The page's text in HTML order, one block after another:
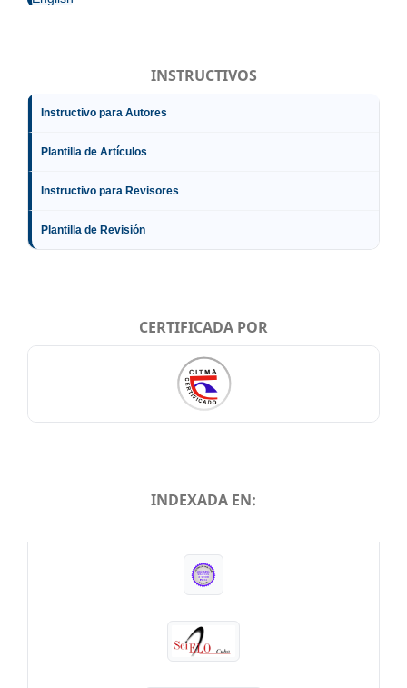
INSTRUCTIVOS
Instructivo para Autores
Plantilla de Artículos
Instructivo para Revisores
Plantilla de Revisión
CERTIFICADA POR
INDEXADA EN: